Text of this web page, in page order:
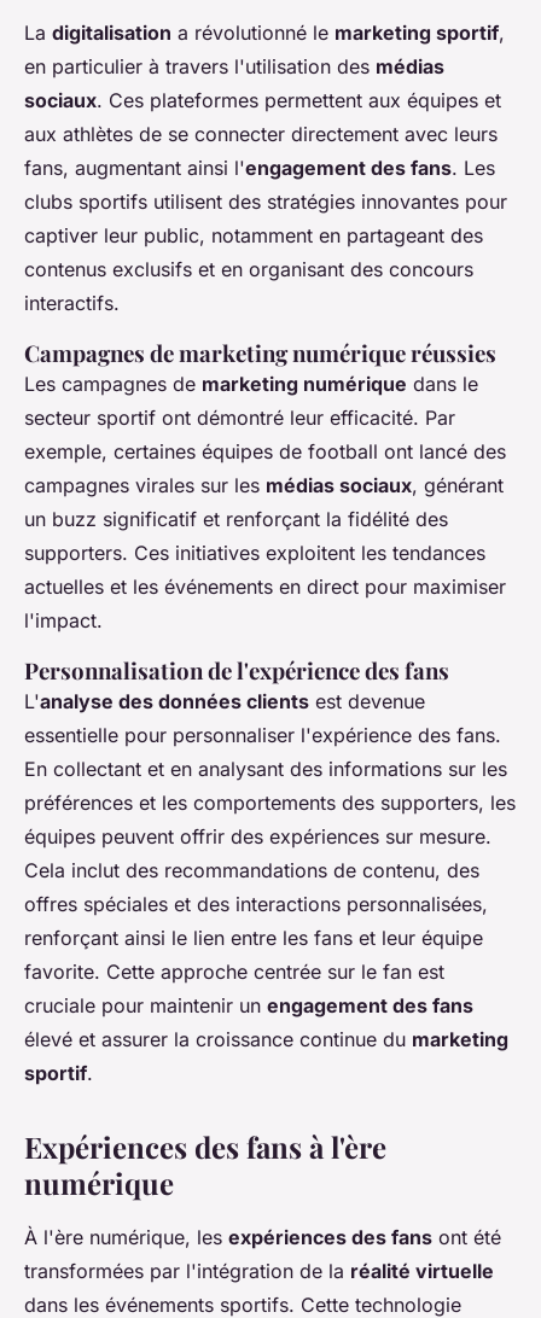
La digitalisation a révolutionné le marketing sportif,
en particulier à travers l'utilisation des médias
sociaux. Ces plateformes permettent aux équipes et
aux athlètes de se connecter directement avec leurs
fans, augmentant ainsi l'engagement des fans. Les
clubs sportifs utilisent des stratégies innovantes pour
captiver leur public, notamment en partageant des
contenus exclusifs et en organisant des concours
interactifs.
Campagnes de marketing numérique réussies
Les campagnes de marketing numérique dans le
secteur sportif ont démontré leur efficacité. Par
exemple, certaines équipes de football ont lancé des
campagnes virales sur les médias sociaux, générant
un buzz significatif et renforçant la fidélité des
supporters. Ces initiatives exploitent les tendances
actuelles et les événements en direct pour maximiser
l'impact.
Personnalisation de l'expérience des fans
L'analyse des données clients est devenue
essentielle pour personnaliser l'expérience des fans.
En collectant et en analysant des informations sur les
préférences et les comportements des supporters, les
équipes peuvent offrir des expériences sur mesure.
Cela inclut des recommandations de contenu, des
offres spéciales et des interactions personnalisées,
renforçant ainsi le lien entre les fans et leur équipe
favorite. Cette approche centrée sur le fan est
cruciale pour maintenir un engagement des fans
élevé et assurer la croissance continue du marketing
sportif.
Expériences des fans à l'ère
numérique
À l'ère numérique, les expériences des fans ont été
transformées par l'intégration de la réalité virtuelle
dans les événements sportifs. Cette technologie